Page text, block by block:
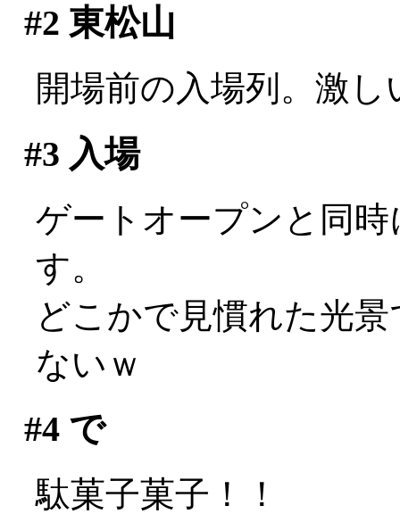
#2 東松山
開場前の入場列。激
#3 入場
ゲートオープンと同
す。
どこかで見慣れた光
ないｗ
#4で
駄菓子菓子！！